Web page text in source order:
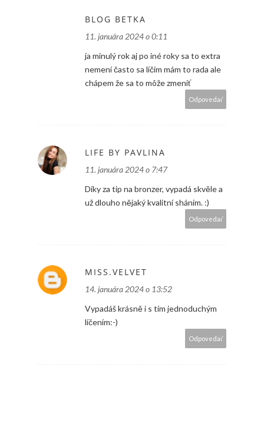
BLOG BETKA
11. januára 2024 o 0:11
ja minulý rok aj po iné roky sa to extra
nemení často sa líčim mám to rada ale
chápem že sa to môže zmeniť
Odpovedať
LIFE BY PAVLINA
11. januára 2024 o 7:47
Díky za tip na bronzer, vypadá skvěle a
už dlouho nějaký kvalitní sháním. :)
Odpovedať
MISS.VELVET
14. januára 2024 o 13:52
Vypadáš krásně i s tím jednoduchým
líčením:-)
Odpovedať